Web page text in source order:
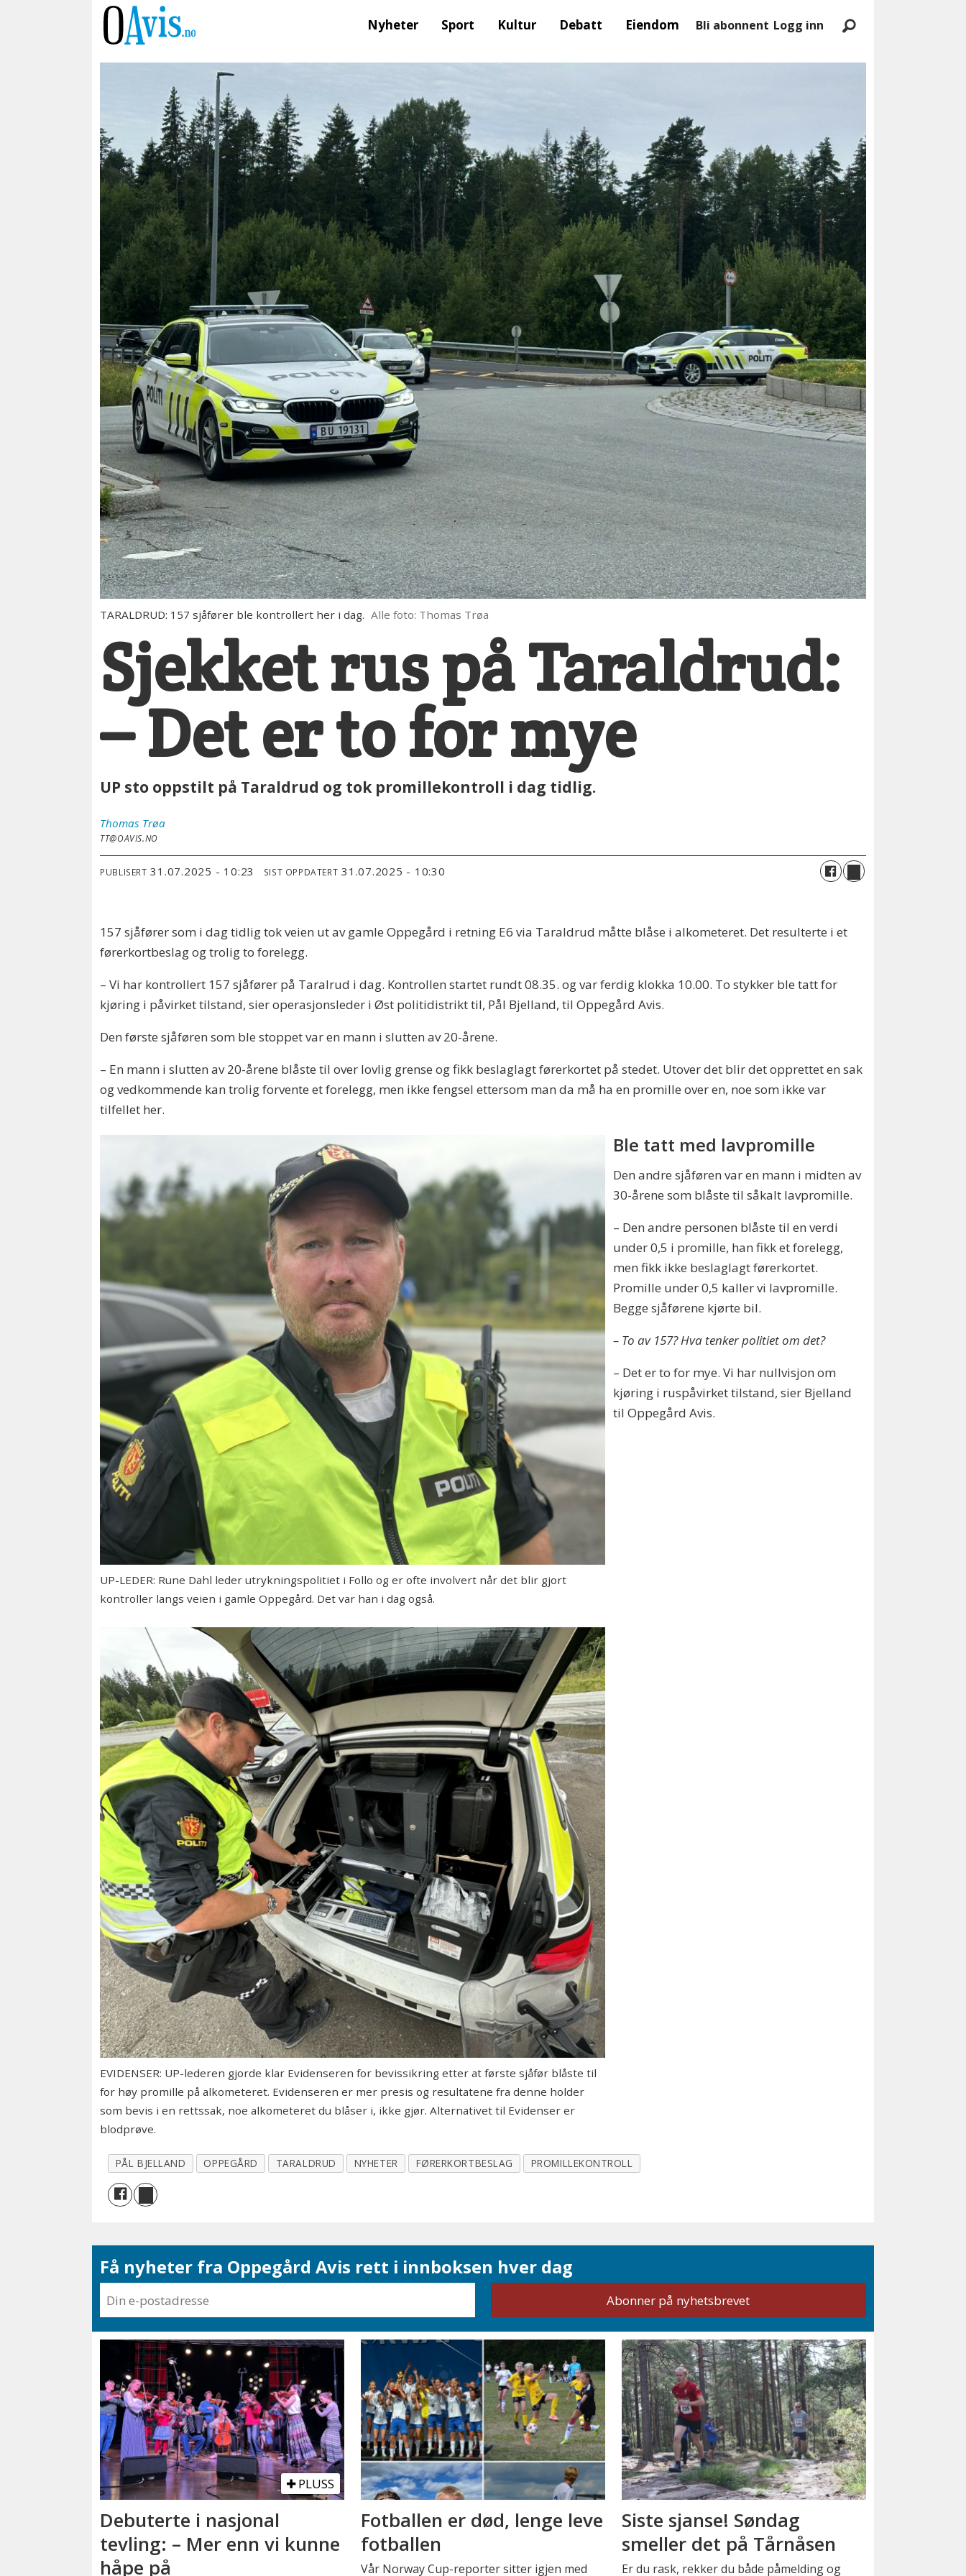
Nyheter Sport Kultur Debatt Eiendom Bli abonnent Logg inn
TARALDRUD: 157 sjåfører ble kontrollert her i dag. Alle foto: Thomas Trøa
Sjekket rus på Taraldrud:
– Det er to for mye
UP sto oppstilt på Taraldrud og tok promillekontroll i dag tidlig.
Thomas Trøa
TT@OAVIS.NO
PUBLISERT 31.07.2025 - 10:23 SIST OPPDATERT 31.07.2025 - 10:30
157 sjåfører som i dag tidlig tok veien ut av gamle Oppegård i retning E6 via Taraldrud måtte blåse i alkometeret. Det resulterte i et
førerkortbeslag og trolig to forelegg.
– Vi har kontrollert 157 sjåfører på Taralrud i dag. Kontrollen startet rundt 08.35. og var ferdig klokka 10.00. To stykker ble tatt for
kjøring i påvirket tilstand, sier operasjonsleder i Øst politidistrikt til, Pål Bjelland, til Oppegård Avis.
Den første sjåføren som ble stoppet var en mann i slutten av 20-årene.
– En mann i slutten av 20-årene blåste til over lovlig grense og fikk beslaglagt førerkortet på stedet. Utover det blir det opprettet en sak
og vedkommende kan trolig forvente et forelegg, men ikke fengsel ettersom man da må ha en promille over en, noe som ikke var
tilfellet her.
UP-LEDER: Rune Dahl leder utrykningspolitiet i Follo og er ofte involvert når det blir gjort
kontroller langs veien i gamle Oppegård. Det var han i dag også.
Ble tatt med lavpromille
Den andre sjåføren var en mann i midten av
30-årene som blåste til såkalt lavpromille.
– Den andre personen blåste til en verdi
under 0,5 i promille, han fikk et forelegg,
men fikk ikke beslaglagt førerkortet.
Promille under 0,5 kaller vi lavpromille.
Begge sjåførene kjørte bil.
– To av 157? Hva tenker politiet om det?
– Det er to for mye. Vi har nullvisjon om
kjøring i ruspåvirket tilstand, sier Bjelland
til Oppegård Avis.
EVIDENSER: UP-lederen gjorde klar Evidenseren for bevissikring etter at første sjåfør blåste til
for høy promille på alkometeret. Evidenseren er mer presis og resultatene fra denne holder
som bevis i en rettssak, noe alkometeret du blåser i, ikke gjør. Alternativet til Evidenser er
blodprøve.
PÅL BJELLAND OPPEGÅRD TARALDRUD NYHETER FØRERKORTBESLAG PROMILLEKONTROLL
Få nyheter fra Oppegård Avis rett i innboksen hver dag
PLUSS
Debuterte i nasjonal
tevling: – Mer enn vi kunne
håpe på
Fotballen er død, lenge leve
fotballen
Vår Norway Cup-reporter sitter igjen med
Siste sjanse! Søndag
smeller det på Tårnåsen
Er du rask, rekker du både påmelding og